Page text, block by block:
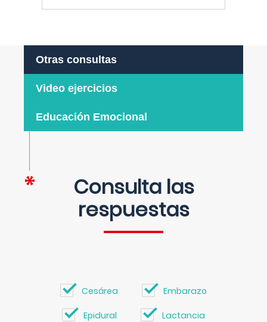
Otras consultas
Video ejercicios
Educación Emocional
Consulta las
respuestas
Cesárea Embarazo
Epidural Lactancia